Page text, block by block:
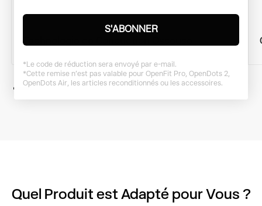
Technologie de Conduction Osseuse
Quel Produit est Adapté pour Vous ?
S'ABONNER
*Le code de réduction sera envoyé par e-mail.
*Cette remise n’est pas valable pour OpenFit Pro, OpenDots 2,
OpenDots Air, les articles ​reconditionnés ou les accessoires.